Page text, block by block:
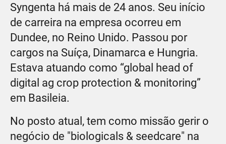
Syngenta há mais de 24 anos. Seu início
de carreira na empresa ocorreu em
Dundee, no Reino Unido. Passou por
cargos na Suíça, Dinamarca e Hungria.
Estava atuando como “global head of
digital ag crop protection & monitoring”
em Basileia.
No posto atual, tem como missão gerir o
negócio de "biologicals & seedcare" na